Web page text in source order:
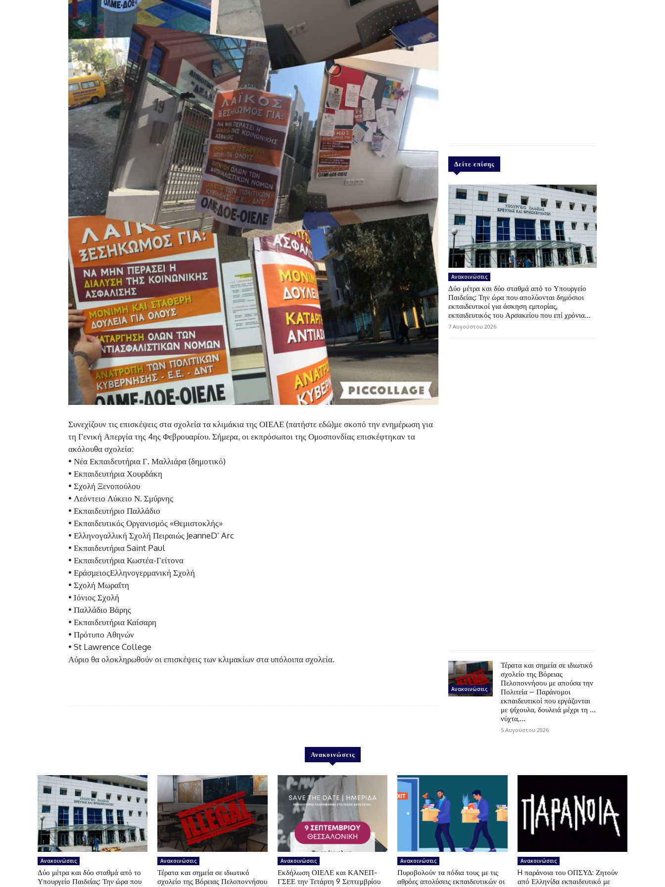
Συνεχίζουν τις επισκέψεις στα σχολεία τα κλιμάκια της ΟΙΕΛΕ (πατήστε εδώ)με σκοπό την ενημέρωση για
τη Γενική Απεργία της 4ης Φεβρουαρίου. Σήμερα, οι εκπρόσωποι της Ομοσπονδίας επισκέφτηκαν τα
ακόλουθα σχολεία:
• Νέα Εκπαιδευτήρια Γ. Μαλλιάρα (δημοτικό)
• Εκπαιδευτήρια Χουρδάκη
• Σχολή Ξενοπούλου
• Λεόντειο Λύκειο Ν. Σμύρνης
• Εκπαιδευτήριο Παλλάδιο
• Εκπαιδευτικός Οργανισμός «Θεμιστοκλής»
• Ελληνογαλλική Σχολή Πειραιώς JeanneD’ Arc
• Εκπαιδευτήρια Saint Paul
• Εκπαιδευτήρια Κωστέα-Γείτονα
• ΕράσμειοςΕλληνογερμανική Σχολή
• Σχολή Μωραΐτη
• Ιόνιος Σχολή
• Παλλάδιο Βάρης
• Εκπαιδευτήρια Καίσαρη
• Πρότυπο Αθηνών
• St Lawrence College
Αύριο θα ολοκληρωθούν οι επισκέψεις των κλιμακίων στα υπόλοιπα σχολεία.
Δείτε επίσης
Ανακοινώσεις
Δύο μέτρα και δύο σταθμά από το Υπουργείο
Παιδείας: Την ώρα που απολύονται δημόσιοι
εκπαιδευτικοί για άσκηση εμπορίας,
εκπαιδευτικός του Αρσακείου που επί χρόνια...
7 Αυγούστου 2026
Ανακοινώσεις
Τέρατα και σημεία σε ιδιωτικό
σχολείο της Βόρειας
Πελοποννήσου με απούσα την
Πολιτεία – Παράνομοι
εκπαιδευτικοί που εργάζονται
με ψίχουλα, δουλειά μέχρι τη …
νύχτα,...
5 Αυγούστου 2026
Ανακοινώσεις
Ανακοινώσεις
Δύο μέτρα και δύο σταθμά από το
Υπουργείο Παιδείας: Την ώρα που
Ανακοινώσεις
Τέρατα και σημεία σε ιδιωτικό
σχολείο της Βόρειας Πελοποννήσου
Ανακοινώσεις
Εκδήλωση ΟΙΕΛΕ και ΚΑΝΕΠ-
ΓΣΕΕ την Τετάρτη 9 Σεπτεμβρίου
Ανακοινώσεις
Πυροβολούν τα πόδια τους με τις
αθρόες απολύσεις εκπαιδευτικών οι
Ανακοινώσεις
H παράνοια του ΟΠΣΥΔ: Ζητούν
από Ελληνίδα εκπαιδευτικό με